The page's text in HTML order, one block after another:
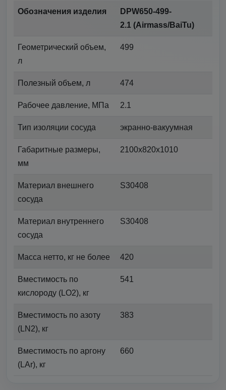
Обозначения изделия
DPW650-499-
2.1 (Airmass/BaiTu)
Геометрический объем,
л
499
Полезный объем, л 474
Рабочее давление, МПа 2.1
Тип изоляции сосуда экранно-вакуумная
Габаритные размеры,
мм
2100х820х1010
Материал внешнего
сосуда
S30408
Материал внутреннего
сосуда
S30408
Масса нетто, кг не более 420
Вместимость по
кислороду (LO2), кг
541
Вместимость по азоту
(LN2), кг
383
Вместимость по аргону
(LAr), кг
660